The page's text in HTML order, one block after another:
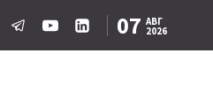
07 АВГ
2026